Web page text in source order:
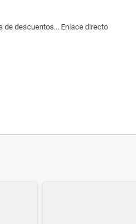
descuentos... Enlace directo